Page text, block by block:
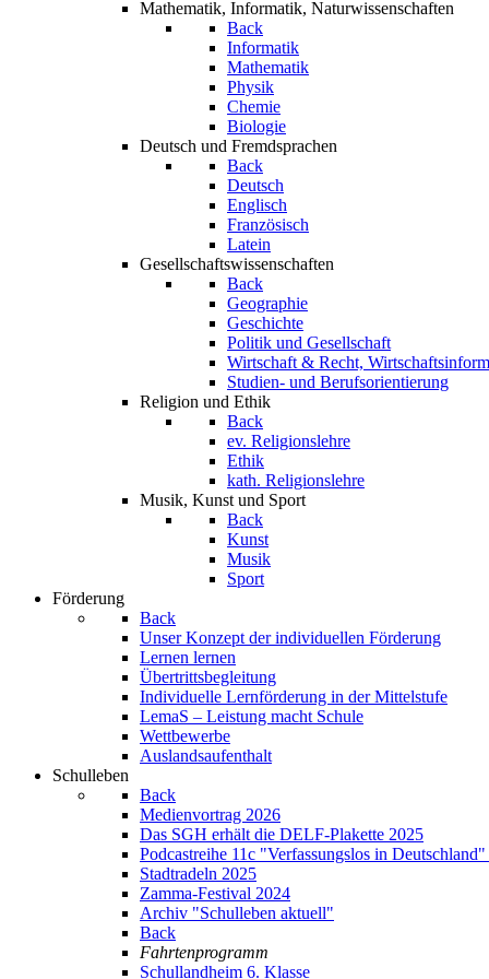
Mathematik, Informatik, Naturwissenschaften
Back
Informatik
Mathematik
Physik
Chemie
Biologie
Deutsch und Fremdsprachen
Back
Deutsch
Englisch
Französisch
Latein
Gesellschaftswissenschaften
Back
Geographie
Geschichte
Politik und Gesellschaft
Wirtschaft & Recht,
Studien- und Berufsorientierung
Religion und Ethik
Back
ev. Religionslehre
Ethik
kath. Religionslehre
Musik, Kunst und Sport
Back
Kunst
Musik
Sport
Förderung
Back
Unser Konzept der individuellen Förderung
Lernen lernen
Übertrittsbegleitung
Individuelle Lernförderung in der Mittelstufe
LemaS – Leistung macht Schule
Wettbewerbe
Auslandsaufenthalt
Schulleben
Back
Medienvortrag 2026
Das SGH erhält die DELF-Plakette 2025
Podcastreihe 11c "Verfassungslos in
Stadtradeln 2025
Zamma-Festival 2024
Archiv "Schulleben aktuell"
Back
Fahrtenprogramm
Schullandheim 6. Klasse